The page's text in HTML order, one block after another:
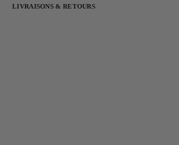
LIVRAISONS & RETOURS